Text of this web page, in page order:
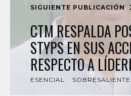
SIGUIENTE PUBLICACIÓN
CTM RESPALDA
STYPS EN SUS
RESPECTO A
ESENCIAL SOBRESALIENTE